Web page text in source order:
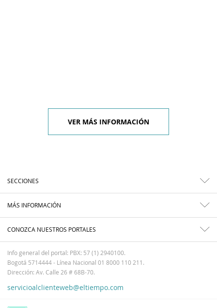
VER MÁS INFORMACIÓN
SECCIONES
MÁS INFORMACIÓN
CONOZCA NUESTROS PORTALES
Info general del portal: PBX: 57 (1) 2940100.
Bogotá 5714444 - Línea Nacional 01 8000 110 211.
Dirección: Av. Calle 26 # 68B-70.
servicioalclienteweb@eltiempo.com